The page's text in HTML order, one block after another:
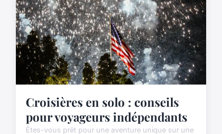
Croisières en solo : conseils
pour voyageurs indépendants
Êtes-vous prêt pour une aventure unique sur une